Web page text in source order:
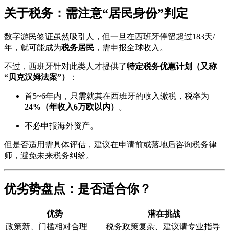
关于税务：需注意“居民身份”判定
数字游民签证虽然吸引人，但一旦在西班牙停留超过183天/
年，就可能成为税务居民 ，需申报全球收入。
不过，西班牙针对此类人才提供了特定税务优惠计划（又称
“贝克汉姆法案”）
：
首5~6年内，只需就其在西班牙的收入缴税，税率为
24%（年收入6万欧以内）
。
不必申报海外资产。
但是否适用需具体评估，建议在申请前或落地后咨询税务律
师，避免未来税务纠纷。
优劣势盘点：是否适合你？
优势
潜在挑战
政策新、门槛相对合理
税务政策复杂、建议请专业指导